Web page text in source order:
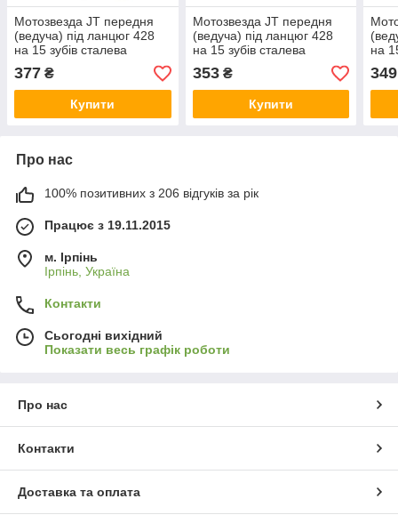
Мотозвезда JT передня
(ведуча) під ланцюг 428
на 15 зубів сталева
JTF273.15
377 ₴
Купити
Мотозвезда JT передня
(ведуча) під ланцюг 428
на 15 зубів сталева
JTF1264.15
353₴
Купити
на
349
Про нас
100% позитивних з 206 відгуків за рік
Працює з 19.11.2015
м. Ірпінь
Ірпінь, Україна
Контакти
Сьогодні вихідний
Показати весь графік роботи
Про нас
Контакти
Доставка та оплата